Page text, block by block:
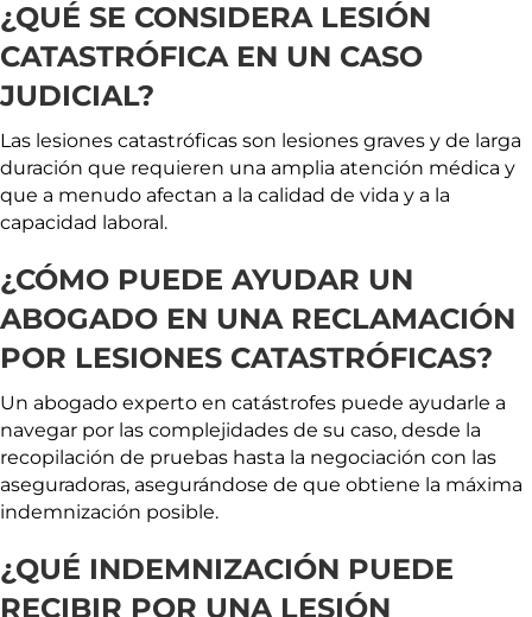
¿QUÉ SE CONSIDERA LESIÓN
CATASTRÓFICA EN UN CASO
JUDICIAL?
Las lesiones catastróficas son lesiones graves y de larga
duración que requieren una amplia atención médica y
que a menudo afectan a la calidad de vida y a la
capacidad laboral.
¿CÓMO PUEDE AYUDAR UN
ABOGADO EN UNA RECLAMACIÓN
POR LESIONES CATASTRÓFICAS?
Un abogado experto en catástrofes puede ayudarle a
navegar por las complejidades de su caso, desde la
recopilación de pruebas hasta la negociación con las
aseguradoras, asegurándose de que obtiene la máxima
indemnización posible.
¿QUÉ INDEMNIZACIÓN PUEDE
RECIBIR POR UNA LESIÓN